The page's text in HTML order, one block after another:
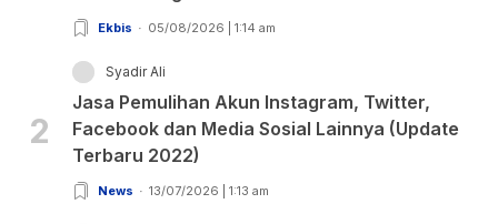
Ekbis 05/08/2026 | 1:14 am
2
Syadir Ali
Jasa Pemulihan Akun Instagram, Twitter,
Facebook dan Media Sosial Lainnya (Update
Terbaru 2022)
News 13/07/2026 | 1:13 am